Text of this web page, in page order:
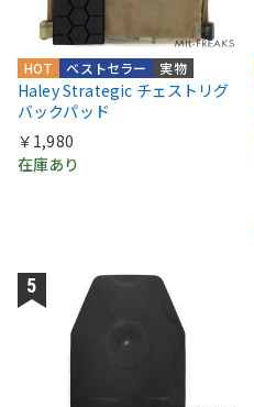
実物
ベストセラー
HOT
Haley Strategic チェストリグ
バックパッド
￥1,980
在庫あり